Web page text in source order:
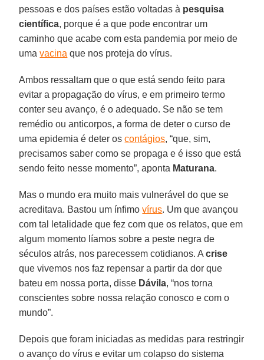
pessoas e dos países estão voltadas à pesquisa
científica, porque é a que pode encontrar um
caminho que acabe com esta pandemia por meio de
umavacina que nos proteja do vírus.
Ambos ressaltam que o que está sendo feito para
evitar a propagação do vírus, e em primeiro termo
conter seu avanço, é o adequado. Se não se tem
remédio ou anticorpos, a forma de deter o curso de
uma epidemia é deter oscontágios, “que, sim,
precisamos saber como se propaga e é isso que está
sendo feito nesse momento”, aponta Maturana.
Mas o mundo era muito mais vulnerável do que se
acreditava. Bastou um ínfimovírus. Um que avançou
com tal letalidade que fez com que os relatos, que em
algum momento líamos sobre a peste negra de
séculos atrás, nos parecessem cotidianos. Acrise
que vivemos nos faz repensar a partir da dor que
bateu em nossa porta, disse Dávila, “nos torna
conscientes sobre nossa relação conosco e com o
mundo”.
Depois que foram iniciadas as medidas para restringir
o avanço do vírus e evitar um colapso do sistema